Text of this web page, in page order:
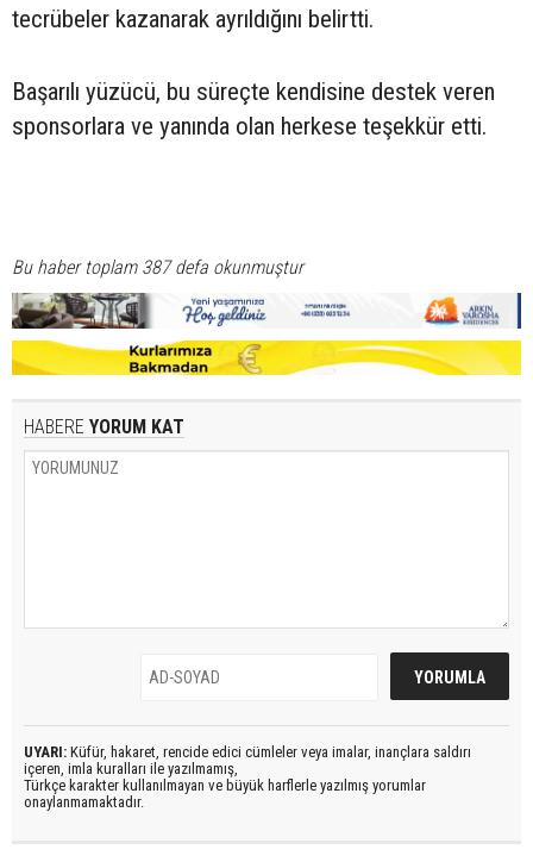
tecrübeler kazanarak ayrıldığını belirtti.
Başarılı yüzücü, bu süreçte kendisine destek veren
sponsorlara ve yanında olan herkese teşekkür etti.
Bu haber toplam 387 defa okunmuştur
HABERE YORUM KAT
UYARI: Küfür, hakaret, rencide edici cümleler veya imalar, inançlara saldırı
içeren, imla kuralları ile yazılmamış,
Türkçe karakter kullanılmayan ve büyük harflerle yazılmış yorumlar
onaylanmamaktadır.